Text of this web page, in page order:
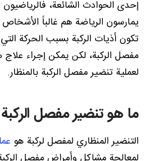
إحدى الحوادث الشائعة،
يمارسون الرياضة هم غالباً الأشخاص
تكون أذيات الركبة بسبب الحركة
مفصل الركبة، لكن يمكن إجراء
لعملية تنضير مفصل الركبة بالمنظار.
ما هو تنضير مفصل الركبة
التنضير المنظاري لمفصل لركبة هو